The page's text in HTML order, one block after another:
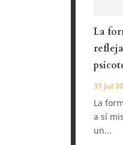
La
31 Jul
La
a sí
un...